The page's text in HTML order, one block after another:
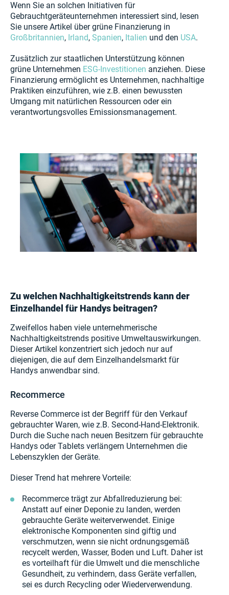
Wenn Sie an solchen Initiativen für
Gebrauchtgeräteunternehmen interessiert sind, lesen
Sie unsere Artikel über grüne Finanzierung in
Großbritannien, Irland, Spanien, Italien und den USA.
Zusätzlich zur staatlichen Unterstützung können
grüne Unternehmen ESG-Investitionen anziehen. Diese
Finanzierung ermöglicht es Unternehmen, nachhaltige
Praktiken einzuführen, wie z.B. einen bewussten
Umgang mit natürlichen Ressourcen oder ein
verantwortungsvolles Emissionsmanagement.
Zu welchen Nachhaltigkeitstrends kann der
Einzelhandel für Handys beitragen?
Zweifellos haben viele unternehmerische
Nachhaltigkeitstrends positive Umweltauswirkungen.
Dieser Artikel konzentriert sich jedoch nur auf
diejenigen, die auf dem Einzelhandelsmarkt für
Handys anwendbar sind.
Recommerce
Reverse Commerce ist der Begriff für den Verkauf
gebrauchter Waren, wie z.B. Second-Hand-Elektronik.
Durch die Suche nach neuen Besitzern für gebrauchte
Handys oder Tablets verlängern Unternehmen die
Lebenszyklen der Geräte.
Dieser Trend hat mehrere Vorteile:
Recommerce trägt zur Abfallreduzierung bei:
Anstatt auf einer Deponie zu landen, werden
gebrauchte Geräte weiterverwendet. Einige
elektronische Komponenten sind giftig und
verschmutzen, wenn sie nicht ordnungsgemäß
recycelt werden, Wasser, Boden und Luft. Daher ist
es vorteilhaft für die Umwelt und die menschliche
Gesundheit, zu verhindern, dass Geräte verfallen,
sei es durch Recycling oder Wiederverwendung.